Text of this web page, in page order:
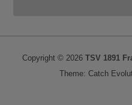
Copyright © 2026 TSV 1891
Theme: Catch